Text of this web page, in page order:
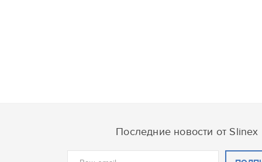
Последние новости от Slinex